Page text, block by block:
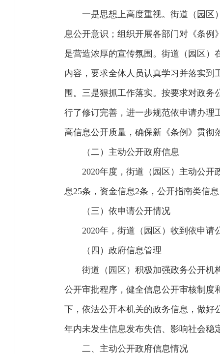
一是思想上高度重视。街道（园区
息公开意识；组织开展各部门对《条例
是营造浓厚的宣传氛围。街道（园区
内容，要求全体人员认真学习并落实
围。三是狠抓工作落实。按要求对政
行了修订完善，进一步规范依申请办理
高信息公开质量，确保新《条例》贯彻
（二）主动公开政府信息
2020年度，街道（园区）主动公
息25条，资金信息2条，公开指南类信
（三）依申请公开情况
2020年，街道（园区）收到依申
（四）政府信息管理
街道（园区）积极加强政务公开机
公开审批程序，健全信息公开审核制度
下，依法公开本机关的政务信息，做好
年内未发生信息发布失信、影响社会稳
二、主动公开政府信息情况